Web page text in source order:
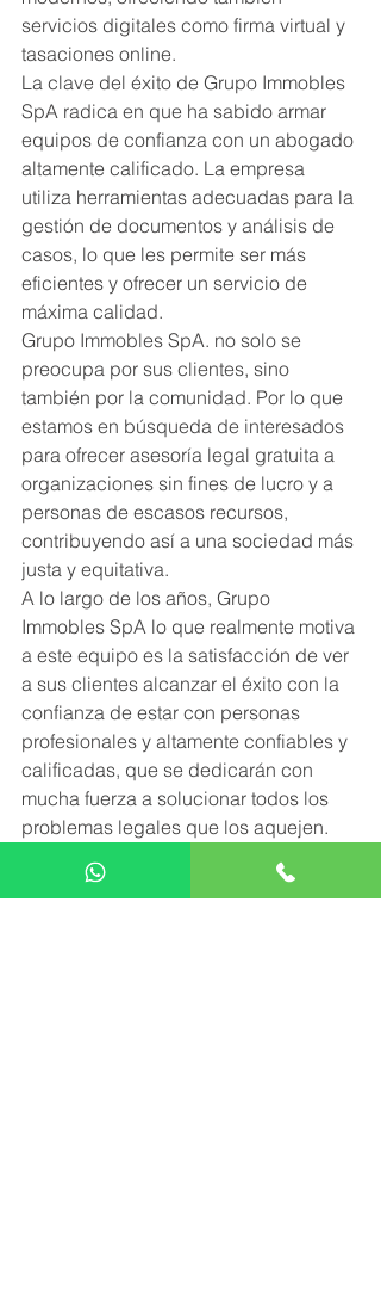
servicios digitales como firma virtual y
tasaciones online.
La clave del éxito de Grupo Immobles
SpA radica en que ha sabido armar
equipos de confianza con un abogado
altamente calificado. La empresa
utiliza herramientas adecuadas para la
gestión de documentos y análisis de
casos, lo que les permite ser más
eficientes y ofrecer un servicio de
máxima calidad.
Grupo Immobles SpA. no solo se
preocupa por sus clientes, sino
también por la comunidad. Por lo que
estamos en búsqueda de interesados
para ofrecer asesoría legal gratuita a
organizaciones sin fines de lucro y a
personas de escasos recursos,
contribuyendo así a una sociedad más
justa y equitativa.
A lo largo de los años, Grupo
Immobles SpA lo que realmente motiva
a este equipo es la satisfacción de ver
a sus clientes alcanzar el éxito con la
confianza de estar con personas
profesionales y altamente confiables y
calificadas, que se dedicarán con
mucha fuerza a solucionar todos los
problemas legales que los aquejen.